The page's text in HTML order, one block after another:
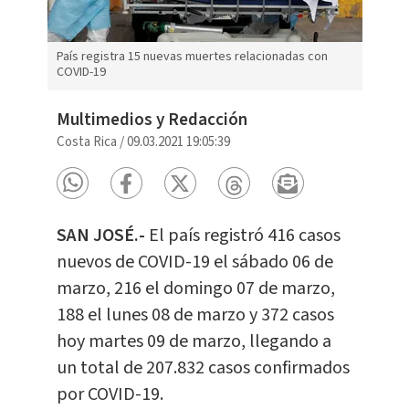
País registra 15 nuevas muertes relacionadas con
COVID-19
Multimedios y Redacción
Costa Rica /09.03.2021 19:05:39
SAN JOSÉ.- El país registró 416 casos
nuevos de COVID-19 el sábado 06 de
marzo, 216 el domingo 07 de marzo,
188 el lunes 08 de marzo y 372 casos
hoy martes 09 de marzo, llegando a
un total de 207.832 casos confirmados
por COVID-19.